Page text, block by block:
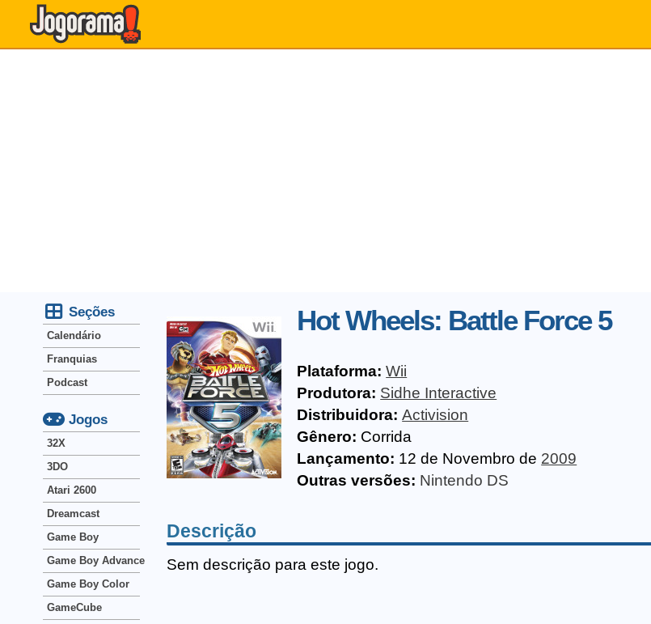
Hot Wheels: Battle Force 5
Plataforma: Wii
Produtora: Sidhe Interactive
Distribuidora: Activision
Gênero: Corrida
Lançamento: 12 de Novembro de 2009
Outras versões: Nintendo DS
Descrição
Sem descrição para este jogo.
Seções
Calendário
Franquias
Podcast
Jogos
32X
3DO
Atari 2600
Dreamcast
Game Boy
Game Boy Advance
Game Boy Color
GameCube